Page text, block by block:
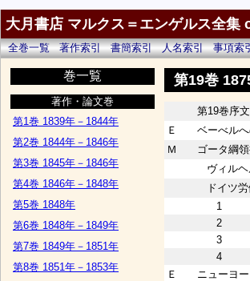
大月書店 マルクス＝エンゲルス全集
全巻一覧 著作索引 書簡索引 人名索引 事項索
巻一覧
著作・論文巻
第1巻 1839年－1844年
第2巻 1844年－1846年
第3巻 1845年－1846年
第4巻 1846年－1848年
第5巻 1848年
第6巻 1848年－1849年
第7巻 1849年－1851年
第8巻 1851年－1853年
第19巻
第19巻序文
Ｅ
ベーべル
Ｍ
ゴータ綱領
ヴィル
ドイツ
1
2
3
4
Ｅ
ニューヨ